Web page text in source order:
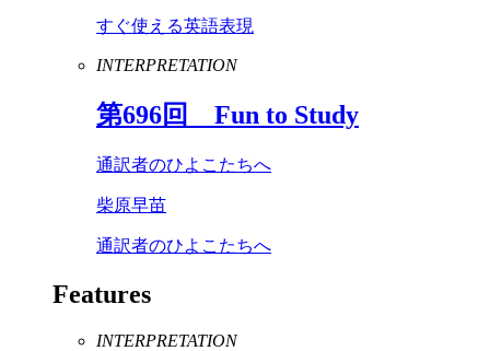
すぐ使える英語表現
INTERPRETATION
第696回 Fun to Study
通訳者のひよこたちへ
柴原早苗
通訳者のひよこたちへ
Features
INTERPRETATION